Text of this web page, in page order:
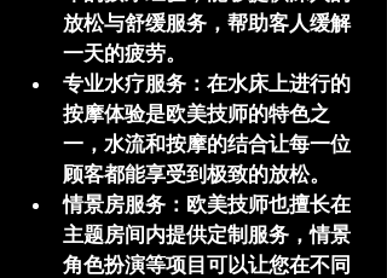
放松与舒缓服务，帮助客人缓解
一天的疲劳。
专业水疗服务 ：在水床上进行的
按摩体验是欧美技师的特色之
一，水流和按摩的结合让每一位
顾客都能享受到极致的放松。
情景房服务 ：欧美技师也擅长在
主题房间内提供定制服务，情景
角色扮演等项目可以让您在不同